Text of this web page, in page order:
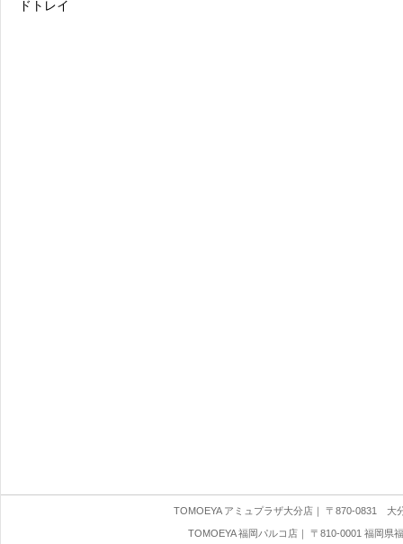
ドトレイ
TOMOEYA アミュプラザ大分店 ｜ 〒870-0831 大
TOMOEYA 福岡パルコ店｜ 〒810-0001 福岡県